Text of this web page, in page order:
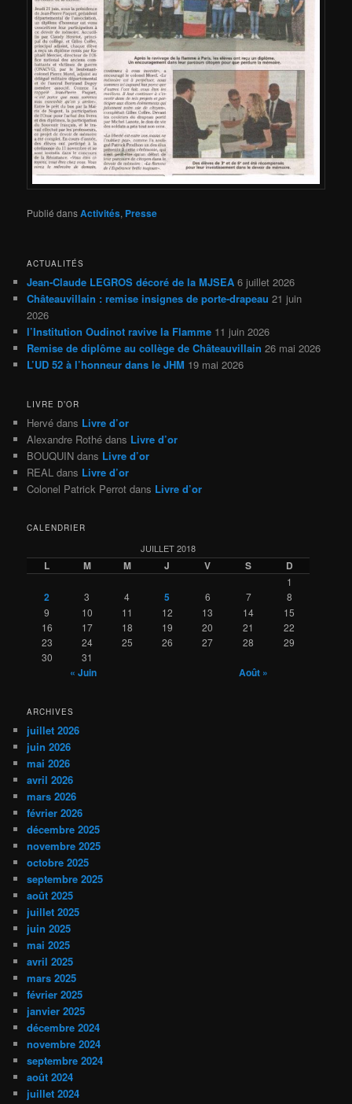
Publié dansActivités, Presse
ACTUALITÉS
Jean-Claude LEGROS décoré de la MJSEA 6 juillet 2026
Châteauvillain : remise insignes de porte-drapeau 21 juin
2026
l’Institution Oudinot ravive la Flamme 11 juin 2026
Remise de diplôme au collège de Châteauvillain 26 mai 2026
L’UD 52 à l’honneur dans le JHM 19 mai 2026
LIVRE D’OR
Hervé dans Livre d’or
Alexandre Rothé dans Livre d’or
BOUQUIN dans Livre d’or
REAL dans Livre d’or
Colonel Patrick Perrot dans Livre d’or
CALENDRIER
JUILLET 2018
L M M J V S D
1
2 3 4 5 6 7
8
9
10 11 12 13 14
15
16
17 18 19 20 21
22
23
24 25 26 27 28
29
30
31
« Juin Août »
ARCHIVES
juillet 2026
juin 2026
mai 2026
avril 2026
mars 2026
février 2026
décembre 2025
novembre 2025
octobre 2025
septembre 2025
août 2025
juillet 2025
juin 2025
mai 2025
avril 2025
mars 2025
février 2025
janvier 2025
décembre 2024
novembre 2024
septembre 2024
août 2024
juillet 2024